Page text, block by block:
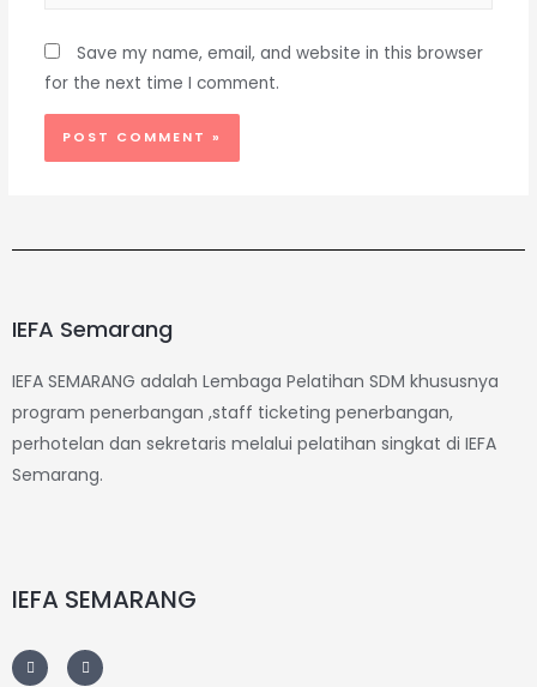
Save my name, email, and website in this browser
for the next time I comment.
IEFA Semarang
IEFA SEMARANG adalah Lembaga Pelatihan SDM khususnya
program penerbangan ,staff ticketing penerbangan,
perhotelan dan sekretaris melalui pelatihan singkat di IEFA
Semarang.
IEFA SEMARANG